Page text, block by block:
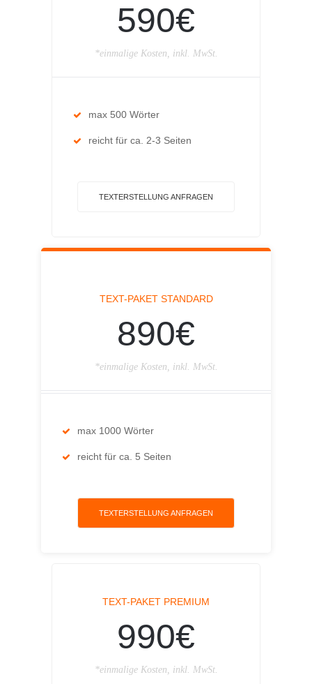
590€
*einmalige Kosten, inkl. MwSt.
max 500 Wörter
reicht für ca. 2-3 Seiten
TEXTERSTELLUNG ANFRAGEN
TEXT-PAKET STANDARD
890€
*einmalige Kosten, inkl. MwSt.
max 1000 Wörter
reicht für ca. 5 Seiten
TEXTERSTELLUNG ANFRAGEN
TEXT-PAKET PREMIUM
990€
*einmalige Kosten, inkl. MwSt.